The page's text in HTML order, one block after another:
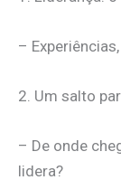
–
2. Um salto
– De onde
lidera?